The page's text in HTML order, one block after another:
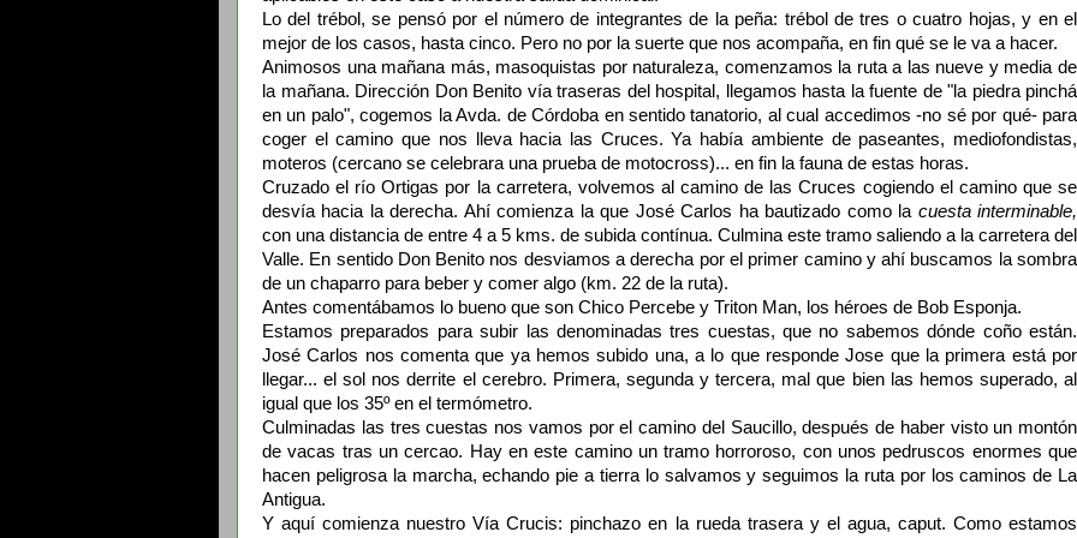
Lo del trébol, se pensó por el número de integrantes de la peña: trébol de tres o cuatro hojas, y en el
mejor de los casos, hasta cinco. Pero no por la suerte que nos acompaña, en fin qué se le va a hacer.
Animosos una mañana más, masoquistas por naturaleza, comenzamos la ruta a las nueve y media de
la mañana. Dirección Don Benito vía traseras del hospital, llegamos hasta la fuente de "la piedra pinchá
en un palo", cogemos la Avda. de Córdoba en sentido tanatorio, al cual accedimos -no sé por qué- para
coger el camino que nos lleva hacia las Cruces. Ya había ambiente de paseantes, mediofondistas,
moteros (cercano se celebrara una prueba de motocross)... en fin la fauna de estas horas.
Cruzado el río Ortigas por la carretera, volvemos al camino de las Cruces cogiendo el camino que se
desvía hacia la derecha. Ahí comienza la que José Carlos ha bautizado como la cuesta interminable,
con una distancia de entre 4 a 5 kms. de subida contínua. Culmina este tramo saliendo a la carretera del
Valle. En sentido Don Benito nos desviamos a derecha por el primer camino y ahí buscamos la sombra
de un chaparro para beber y comer algo (km. 22 de la ruta).
Antes comentábamos lo bueno que son Chico Percebe y Triton Man, los héroes de Bob Esponja.
Estamos preparados para subir las denominadas tres cuestas, que no sabemos dónde coño están.
José Carlos nos comenta que ya hemos subido una, a lo que responde Jose que la primera está por
llegar... el sol nos derrite el cerebro. Primera, segunda y tercera, mal que bien las hemos superado, al
igual que los 35º en el termómetro.
Culminadas las tres cuestas nos vamos por el camino del Saucillo, después de haber visto un montón
de vacas tras un cercao. Hay en este camino un tramo horroroso, con unos pedruscos enormes que
hacen peligrosa la marcha, echando pie a tierra lo salvamos y seguimos la ruta por los caminos de La
Antigua.
Y aquí comienza nuestro Vía Crucis: pinchazo en la rueda trasera y el agua, caput. Como estamos